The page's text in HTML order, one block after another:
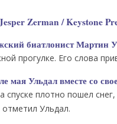
Zerman / Keystone
биатлонист Мартин
прогулке. Его слова
мая Ульдал вместе со
плотно пошел
Ульдал.